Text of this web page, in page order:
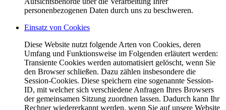
personenbezogenen Daten durch uns zu beschweren.
Einsatz von Cookies
Diese Website nutzt folgende Arten von Cookies, deren
Umfang und Funktionsweise im Folgenden erläutert werden:
Transiente Cookies werden automatisiert gelöscht, wenn Sie
den Browser schließen. Dazu zählen insbesondere die
Session-Cookies. Diese speichern eine sogenannte Session-
ID, mit welcher sich verschiedene Anfragen Ihres Browsers
der gemeinsamen Sitzung zuordnen lassen. Dadurch kann Ihr
Rechner wiedererkannt werden, wenn Sie auf unsere Website